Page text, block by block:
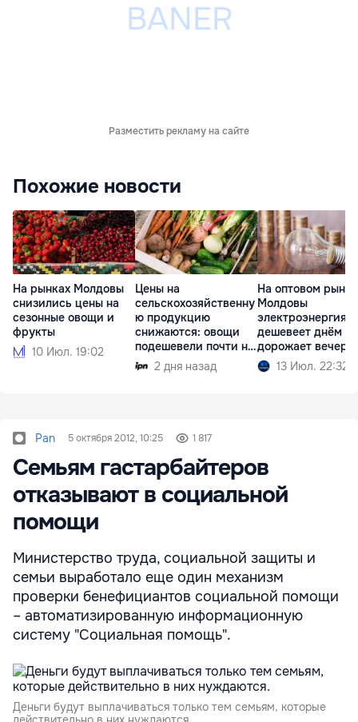
Разместить рекламу на сайте
Похожие новости
На рынках Молдовы
снизились цены на
сезонные овощи и
фрукты
10 Июл. 19:02
Цены на
сельскохозяйственну
ю продукцию
снижаются: овощи
подешевели почти на
30%2 дня назад
На оптовом рынке
Молдовы
электроэнергия
дешевеет днём и
дорожает
13 Июл. 22:32
Pan 5 октября 2012, 10:25 1 817
Семьям гастарбайтеров
отказывают в социальной
помощи
Министерство труда, социальной защиты и
семьи выработало еще один механизм
проверки бенефициантов социальной помощи
– автоматизированную информационную
систему "Социальная помощь".
Деньги будут выплачиваться только тем семьям, которые